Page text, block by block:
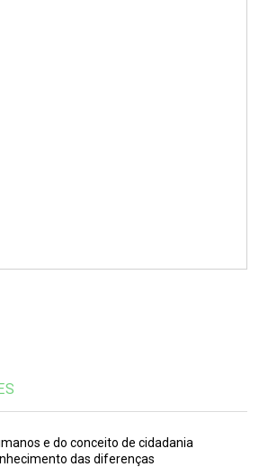
e do conceito de cidadania
das diferenças